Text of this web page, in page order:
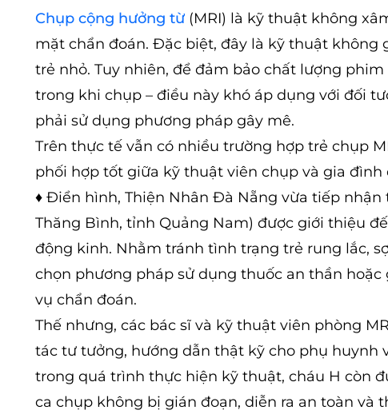
Chụp cộng hưởng từ (MRI) là kỹ thuật không
mặt chẩn đoán. Đặc biệt, đây là kỹ thuật không
trẻ nhỏ. Tuy nhiên, để đảm bảo chất lượng
trong khi chụp – điều này khó áp dụng với đối
phải sử dụng phương pháp gây mê.
Trên thực tế vẫn có nhiều trường hợp trẻ chụp
phối hợp tốt giữa kỹ thuật viên chụp và gia đình
♦ Điển hình, Thiện Nhân Đà Nẵng vừa tiếp
Thăng Bình, tỉnh Quảng Nam) được giới thiệu
động kinh. Nhằm tránh tình trạng trẻ rung lắc,
chọn phương pháp sử dụng thuốc an thần
vụ chẩn đoán.
Thế nhưng, các bác sĩ và kỹ thuật viên phòng
tác tư tưởng, hướng dẫn thật kỹ cho phụ huynh
trong quá trình thực hiện kỹ thuật, cháu H còn
ca chụp không bị gián đoạn, diễn ra an toàn và